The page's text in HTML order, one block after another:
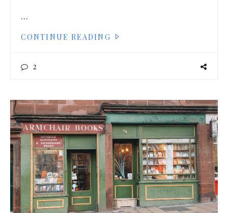
…
CONTINUE READING
2